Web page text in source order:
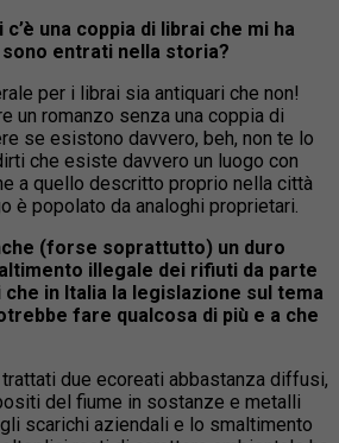
una coppia di librai che mi ha
entrati nella storia?
per i librai sia antiquari che non!
un romanzo senza una coppia di
se esistono davvero, beh, non te lo
che esiste davvero un luogo con
a quello descritto proprio nella città
è popolato da analoghi proprietari.
(forse soprattutto) un duro
illegale dei rifiuti da parte
in Italia la legislazione sul tema
fare qualcosa di più e a che
due ecoreati abbastanza diffusi,
del fiume in sostanze e metalli
scarichi aziendali e lo smaltimento